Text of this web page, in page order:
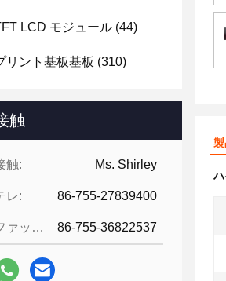
LCD モジュール (44)
リント基板基板 (310)
触
触: Ms. Shirley
レ: 86-755-27839400
ファックス: 86-755-36822537